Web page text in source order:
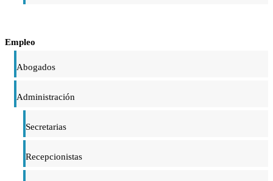
Empleo
Abogados
Administración
Secretarias
Recepcionistas